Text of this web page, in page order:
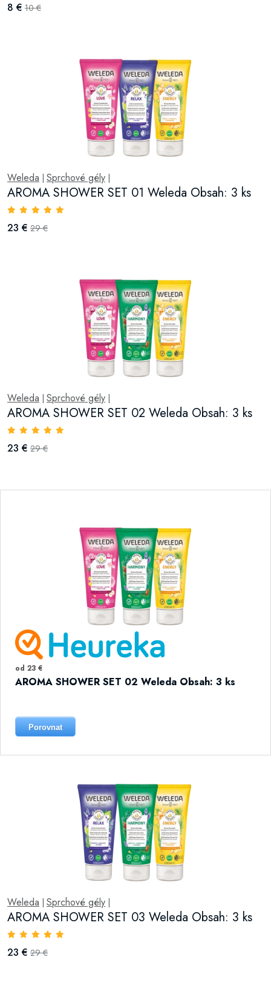
8 € 10 €
Weleda | Sprchové gély |
AROMA SHOWER SET 01 Weleda Obsah: 3 ks
23 € 29 €
Weleda | Sprchové gély |
AROMA SHOWER SET 02 Weleda Obsah: 3 ks
23 € 29 €
od 23 €
AROMA SHOWER SET 02 Weleda Obsah: 3 ks
Porovnat
Weleda | Sprchové gély |
AROMA SHOWER SET 03 Weleda Obsah: 3 ks
23 € 29 €